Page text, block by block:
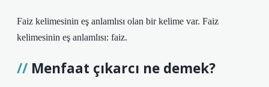
Faiz kelimesinin eş anlamlısı olan bir kelime var. Faiz
kelimesinin eş anlamlısı: faiz.
Menfaat çıkarcı ne demek?